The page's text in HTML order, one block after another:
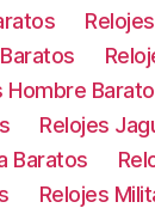
Hombre
Relojes
Baratos
Relojes